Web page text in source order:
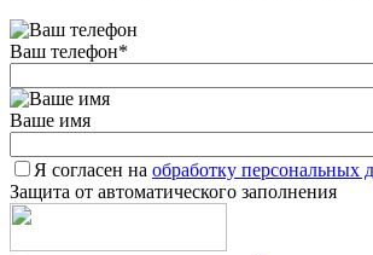
Ваш телефон*
Ваше имя
Я согласен на обработку персональных
Защита от автоматического заполнения